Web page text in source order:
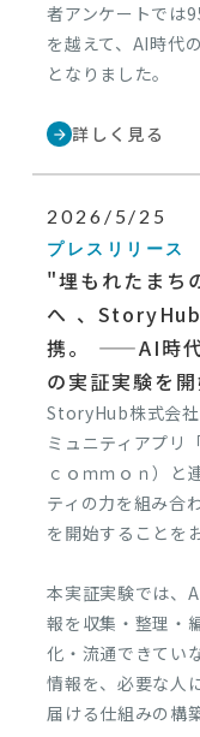
者アンケートでは
を越えて、AI時代
となりました。
arrow_forward 詳しく見る
2026/5/25
プレスリリース
"埋もれたまち
へ 、StoryHub
携。 ——AI時代
の実証実験を
StoryHub株式会社
ミュニティアプリ
ｃｏｍｍｏｎ）と
ティの力を組み合
を開始することを
本実証実験では、
報を収集・整理・
化・流通できてい
情報を、必要な人
届ける仕組みの構